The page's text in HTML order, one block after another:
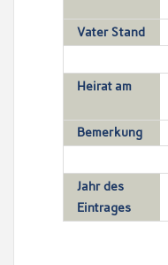
Vater Stand
Heirat am
Bemerkung
Jahr des
Eintrages